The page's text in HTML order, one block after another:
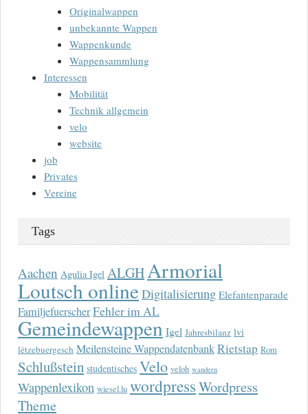
Originalwappen
unbekannte Wappen
Wappenkunde
Wappensammlung
Interessen
Mobilität
Technik allgemein
velo
website
job
Privates
Vereine
Tags
Aachen Agulia Igel ALGH Armorial
Loutsch onlineDigitalisierung Elefantenparade
FamiljefuerscherFehler im AL
Gemeindewappen Igel Jahresbilanz lvi
lëtzebuergesch Meilensteine WappendatenbankRietstap Rom
Schlußstein studentisches Velo veloh wandern
Wappenlexikon wiesel.lu wordpressWordpress
Theme